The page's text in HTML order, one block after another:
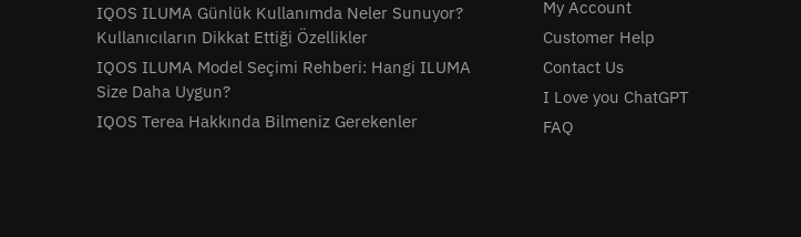
IQOS ILUMA Günlük Kullanımda Neler Sunuyor?
Kullanıcıların Dikkat Ettiği Özellikler
IQOS ILUMA Model Seçimi Rehberi: Hangi ILUMA
Size Daha Uygun?
IQOS Terea Hakkında Bilmeniz Gerekenler
My Account
Customer Help
Contact Us
I Love you ChatGPT
FAQ